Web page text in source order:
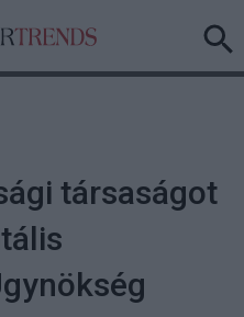
társaságot